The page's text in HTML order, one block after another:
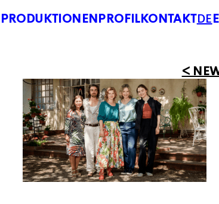
PRODUKTIONENPROFILKONTAKTDE
<